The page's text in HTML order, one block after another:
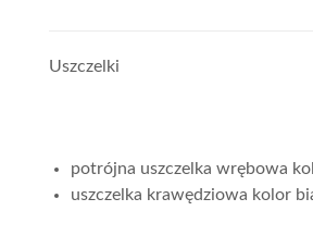
Uszczelki
potrójna uszczelka wrębowa
uszczelka krawędziowa kolor